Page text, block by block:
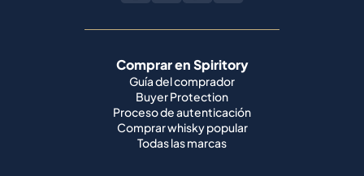
Comprar en Spiritory
Guía del comprador
Buyer Protection
Proceso de autenticación
Comprar whisky popular
Todas las marcas